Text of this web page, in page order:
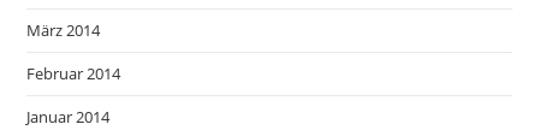
März 2014
Februar 2014
Januar 2014